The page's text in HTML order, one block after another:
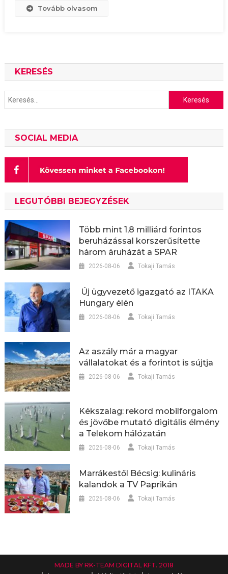
Tovább olvasom
KERESÉS
Keresés:
SOCIAL MEDIA
LEGUTÓBBI BEJEGYZÉSEK
Több mint 1,8 milliárd forintos
beruházással korszerűsítette
három áruházát a SPAR
2026-08-06 Tokaji Tamás
Új ügyvezető igazgató az ITAKA
Hungary élén
2026-08-06 Tokaji Tamás
Az aszály már a magyar
vállalatokat és a forintot is sújtja
2026-08-06 Tokaji Tamás
Kékszalag: rekord mobilforgalom
és jövőbe mutató digitális élmény
a Telekom hálózatán
2026-08-06 Tokaji Tamás
Marrákestől Bécsig: kulináris
kalandok a TV Paprikán
2026-08-06 Tokaji Tamás
MADE BY RK-TEAM DIGITAL KFT. 2018